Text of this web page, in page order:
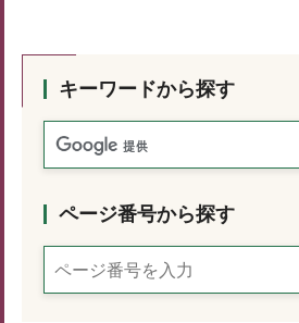
キーワードから探す
ページ番号から探す